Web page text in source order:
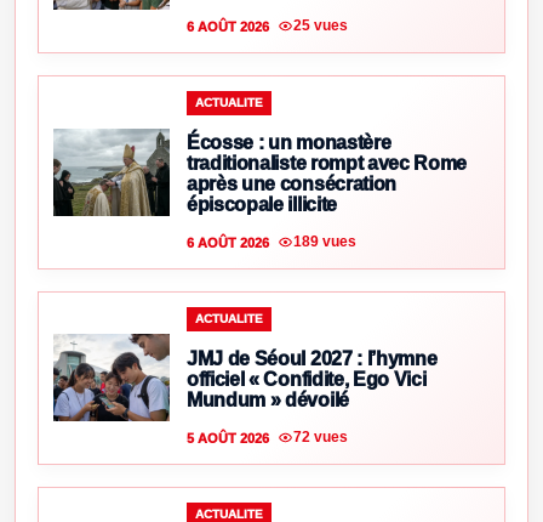
6 AOÛT 2026 25 vues
ACTUALITE
Écosse : un monastère
traditionaliste rompt avec Rome
après une consécration
épiscopale illicite
6 AOÛT 2026 189 vues
ACTUALITE
JMJ de Séoul 2027 : l’hymne
officiel « Confidite, Ego Vici
Mundum » dévoilé
5 AOÛT 2026 72 vues
ACTUALITE